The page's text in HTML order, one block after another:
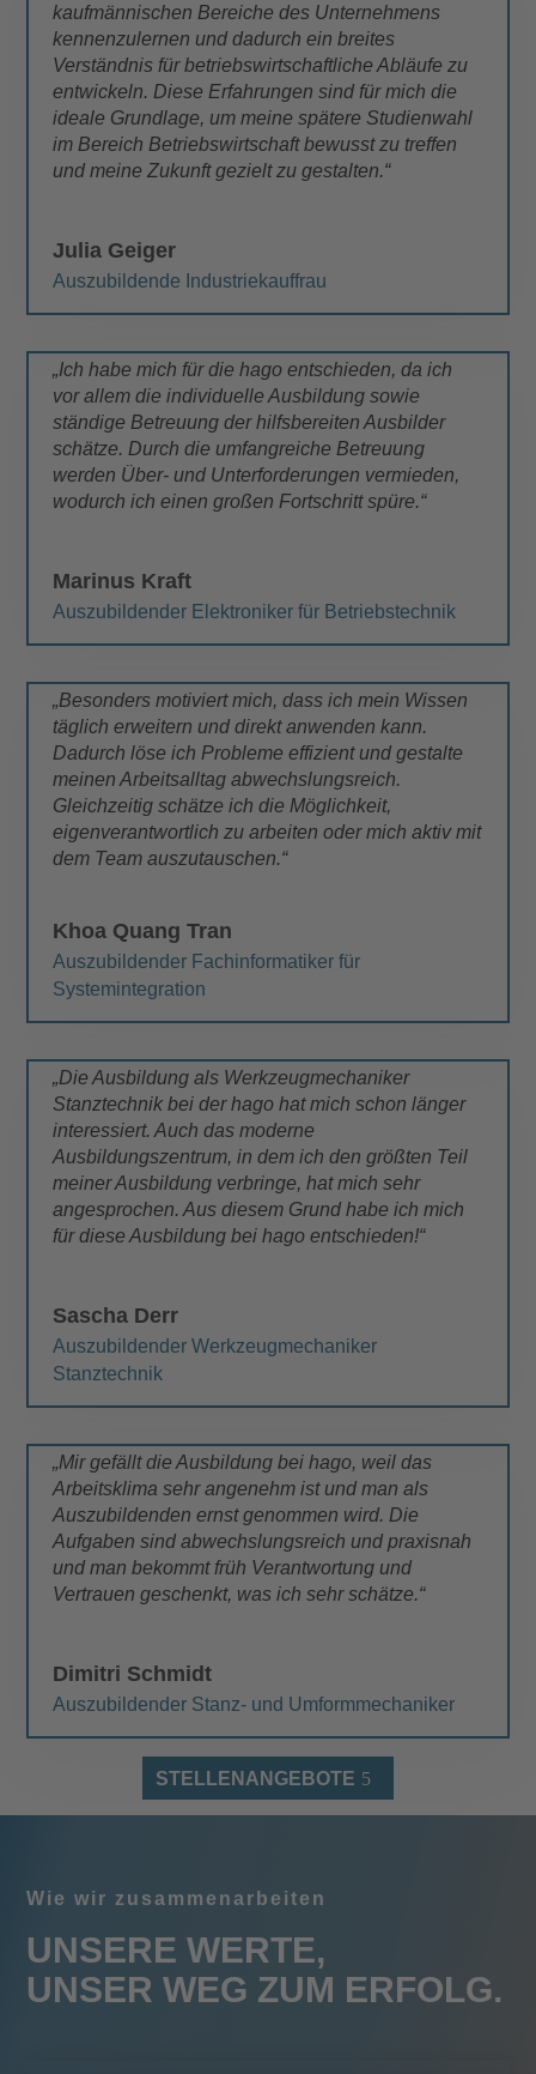
kaufmännischen Bereiche des Unternehmens
kennenzulernen und dadurch ein breites
Verständnis für betriebswirtschaftliche Abläufe zu
entwickeln. Diese Erfahrungen sind für mich die
ideale Grundlage, um meine spätere Studienwahl
im Bereich Betriebswirtschaft bewusst zu treffen
und meine Zukunft gezielt zu gestalten.“
Julia Geiger
Auszubildende Industriekauffrau
„Ich habe mich für die hago entschieden, da ich
vor allem die individuelle Ausbildung sowie
ständige Betreuung der hilfsbereiten Ausbilder
schätze. Durch die umfangreiche Betreuung
werden Über- und Unterforderungen vermieden,
wodurch ich einen großen Fortschritt spüre.“
Marinus Kraft
Auszubildender Elektroniker für Betriebstechnik
„Besonders motiviert mich, dass ich mein Wissen
täglich erweitern und direkt anwenden kann.
Dadurch löse ich Probleme effizient und gestalte
meinen Arbeitsalltag abwechslungsreich.
Gleichzeitig schätze ich die Möglichkeit,
eigenverantwortlich zu arbeiten oder mich aktiv mit
dem Team auszutauschen.“
Khoa Quang Tran
Auszubildender Fachinformatiker für
Systemintegration
„Die Ausbildung als Werkzeugmechaniker
Stanztechnik bei der hago hat mich schon länger
interessiert. Auch das moderne
Ausbildungszentrum, in dem ich den größten Teil
meiner Ausbildung verbringe, hat mich sehr
angesprochen. Aus diesem Grund habe ich mich
für diese Ausbildung bei hago entschieden!“
Sascha Derr
Auszubildender Werkzeugmechaniker
Stanztechnik
„Mir gefällt die Ausbildung bei hago, weil das
Arbeitsklima sehr angenehm ist und man als
Auszubildenden ernst genommen wird. Die
Aufgaben sind abwechslungsreich und praxisnah
und man bekommt früh Verantwortung und
Vertrauen geschenkt, was ich sehr schätze.“
Dimitri Schmidt
Auszubildender Stanz- und Umformmechaniker
STELLENANGEBOTE
Wie wir zusammenarbeiten
UNSERE WERTE,
UNSER WEG ZUM ERFOLG.